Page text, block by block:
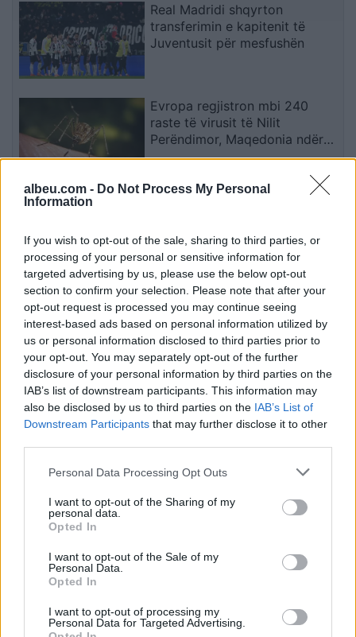
albeu.com - Do Not Process My Personal
Information
If you wish to opt-out of the sale, sharing to third parties, or
processing of your personal or sensitive information for
targeted advertising by us, please use the below opt-out
section to confirm your selection. Please note that after your
opt-out request is processed you may continue seeing
interest-based ads based on personal information utilized by
us or personal information disclosed to third parties prior to
your opt-out. You may separately opt-out of the further
disclosure of your personal information by third parties on the
IAB’s list of downstream participants. This information may
also be disclosed by us to third parties on the IAB’s List of
Downstream Participants that may further disclose it to other
Personal Data Processing Opt Outs
I want to opt-out of the Sharing of my
personal data.
Opted In
I want to opt-out of the Sale of my
Personal Data.
Opted In
I want to opt-out of processing my
Personal Data for Targeted Advertising.
Real Madridi shqyrton
transferimin e kapitenit të
Juventusit për mesfushën
Evropa regjistron mbi 240
raste të virusit të Nilit
Perëndimor, Maqedonia ndër
vendet më të prekura
transferimit te Liverpooli
Esim for Global
Esim for USA | Esim for Italy Esim for Spain|
for Turkey|Esim for Germany|Esim for Greece|